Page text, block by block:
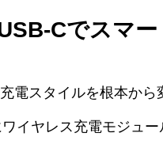
Cでスマー
電スタイルを根本から
イヤレス充電モジュ